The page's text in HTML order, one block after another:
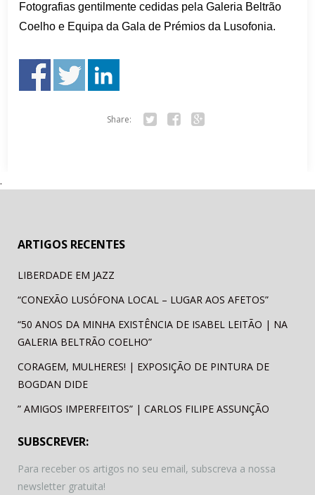
Fotografias gentilmente cedidas pela Galeria Beltrão
Coelho e Equipa da Gala de Prémios da Lusofonia.
Share:
ok
.
ARTIGOS RECENTES
LIBERDADE EM JAZZ
“CONEXÃO LUSÓFONA LOCAL – LUGAR AOS AFETOS”
“50 ANOS DA MINHA EXISTÊNCIA DE ISABEL LEITÃO | NA
GALERIA BELTRÃO COELHO”
CORAGEM, MULHERES! | EXPOSIÇÃO DE PINTURA DE
BOGDAN DIDE
” AMIGOS IMPERFEITOS” | CARLOS FILIPE ASSUNÇÃO
SUBSCREVER:
Para receber os artigos no seu email, subscreva a nossa
newsletter gratuita!